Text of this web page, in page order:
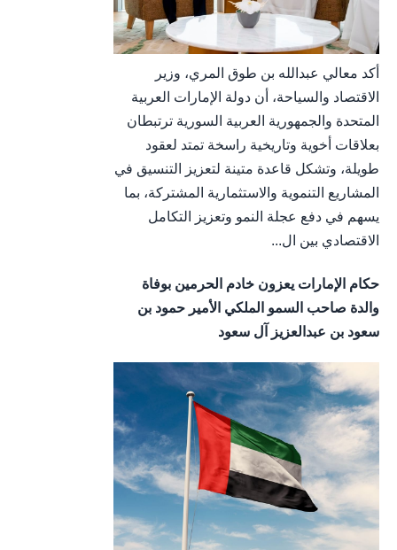
أكد معالي عبدالله بن طوق المري، وزير
الاقتصاد والسياحة، أن دولة الإمارات العربية
المتحدة والجمهورية العربية السورية ترتبطان
بعلاقات أخوية وتاريخية راسخة تمتد لعقود
طويلة، وتشكل قاعدة متينة لتعزيز التنسيق في
المشاريع التنموية والاستثمارية المشتركة، بما
يسهم في دفع عجلة النمو وتعزيز التكامل
الاقتصادي بين ال...
حكام الإمارات يعزون خادم الحرمين بوفاة
والدة صاحب السمو الملكي الأمير حمود بن
سعود بن عبدالعزيز آل سعود